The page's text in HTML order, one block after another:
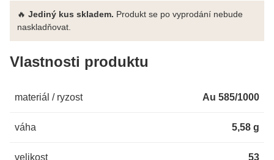
🔥 Jediný kus skladem. Produkt se po vyprodání nebude
naskladňovat.
Vlastnosti produktu
materiál / ryzost Au 585/1000
váha 5,58 g
velikost 53